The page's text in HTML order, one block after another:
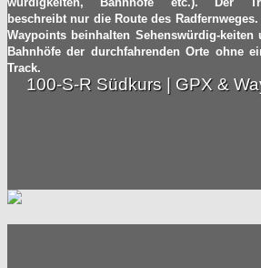
beschreibt nur die Route des Radfernweges.
Waypoints beinhalten Sehenswürdig-keiten
Bahnhöfe der durchfahrenden Orte ohne
Track.
100-S-R Südkurs | GPX &